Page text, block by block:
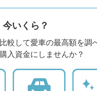
いくら？
較して愛車の最高額を調
入資金にしませんか？